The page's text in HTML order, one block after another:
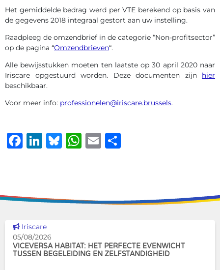
Het gemiddelde bedrag werd per VTE berekend op basis van
de gegevens 2018 integraal gestort aan uw instelling.
Raadpleeg de omzendbrief in de categorie “Non-profitsector”
op de pagina “Omzendbrieven“.
Alle bewijsstukken moeten ten laatste op 30 april 2020 naar
Iriscare opgestuurd worden. Deze documenten zijn hier
beschikbaar.
Voor meer info: professionelen@iriscare.brussels.
Facebook
LinkedIn
Bluesky
WhatsApp
Email
Dit nieuws tonen
Iriscare
05/08/2026
VICEVERSA HABITAT: HET PERFECTE EVENWICHT
TUSSEN BEGELEIDING EN ZELFSTANDIGHEID